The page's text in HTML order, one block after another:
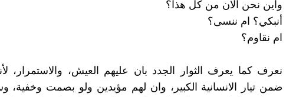
واين نحن الان من كل هذا؟
أنبكي؟ ام ننسى؟
ام نقاوم؟
نعرف كما يعرف الثوار الجدد بان عليهم العيش، والاستمرار،
ضمن تيار الانسانية الكبير، وان لهم مؤيدين ولو بصمت وخفية،